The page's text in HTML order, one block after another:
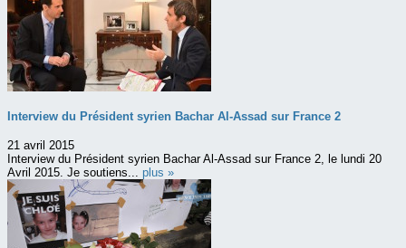
Interview du Président syrien Bachar Al-Assad sur France 2
21 avril 2015
Interview du Président syrien Bachar Al-Assad sur France 2, le lundi 20
Avril 2015. Je soutiens... plus »